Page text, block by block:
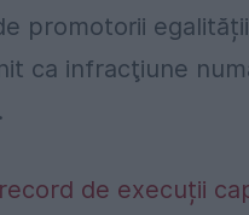
promotorii
ca infracţiune